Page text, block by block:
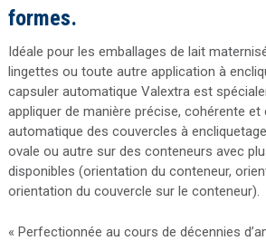
formes.
Idéale pour les emballages de lait
lingettes ou toute autre application à
capsuler automatique Valextra est
appliquer de manière précise, cohérente et
automatique des couvercles à
ovale ou autre sur des conteneurs avec
disponibles (orientation du conteneur,
orientation du couvercle sur le conteneur).
« Perfectionnée au cours de décennies